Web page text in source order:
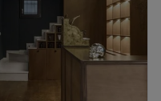
15:00
Κλειστό
Θεσσαλονίκης και
ομορφιάς.